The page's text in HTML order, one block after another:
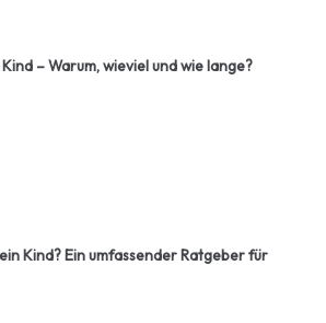
– Warum, wieviel und wie lange?
Kind? Ein umfassender Ratgeber für